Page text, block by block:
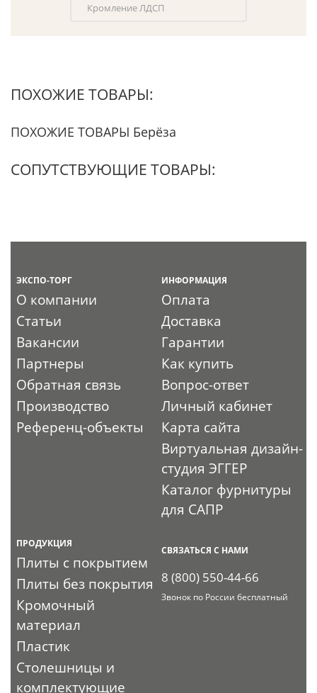
Кромление ЛДСП
ПОХОЖИЕ ТОВАРЫ:
ПОХОЖИЕ ТОВАРЫ Берёза
СОПУТСТВУЮЩИЕ ТОВАРЫ:
ЭКСПО-ТОРГ
О компании
Статьи
Вакансии
Партнеры
Обратная связь
Производство
Референц-объекты
ИНФОРМАЦИЯ
Оплата
Доставка
Гарантии
Как купить
Вопрос-ответ
Личный кабинет
Карта сайта
Виртуальная дизайн-
студия ЭГГЕР
Каталог фурнитуры
для САПР
ПРОДУКЦИЯ
Плиты с покрытием
Плиты без покрытия
Кромочный
материал
Пластик
Столешницы и
комплектующие
СВЯЗАТЬСЯ С НАМИ
8 (800) 550-44-66
Звонок по России бесплатный